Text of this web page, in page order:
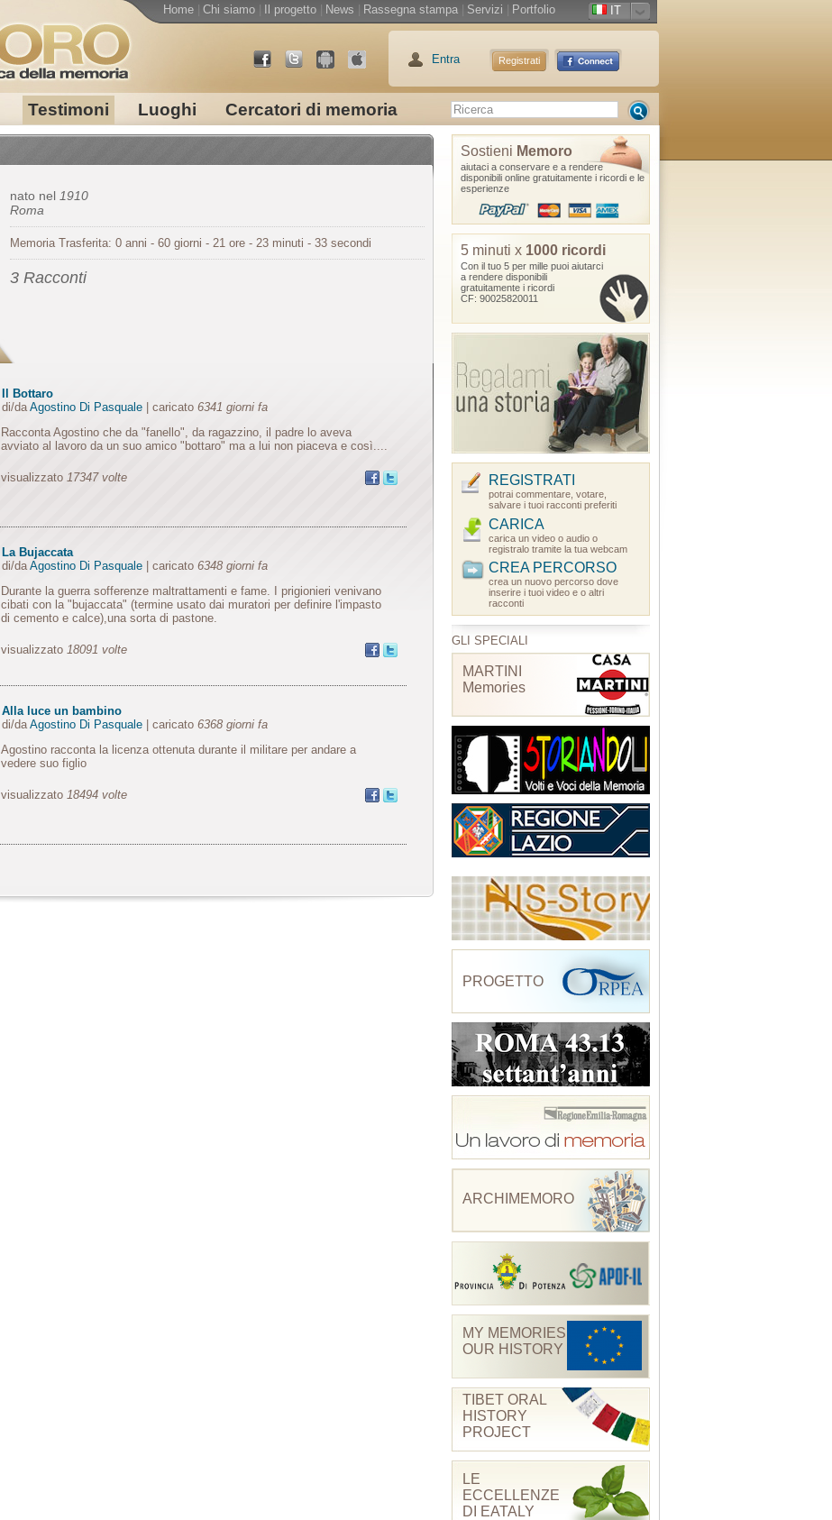
Testimoni Luoghi Cercatori di memoria
Home Chi siamo Il progetto News Rassegna stampa Servizi Portfolio IT
Entra Registrati
nato nel 1910
Roma
Memoria Trasferita: 0 anni - 60 giorni - 21 ore - 23 minuti - 33 secondi
3 Racconti
Il Bottaro
di/daAgostino Di Pasquale| caricato 6341 giorni fa
Racconta Agostino che da "fanello", da ragazzino, il padre lo aveva
avviato al lavoro da un suo amico "bottaro" ma a lui non piaceva e così....
visualizzato 17347 volte
La Bujaccata
di/daAgostino Di Pasquale| caricato 6348 giorni fa
Durante la guerra sofferenze maltrattamenti e fame. I prigionieri venivano
cibati con la "bujaccata" (termine usato dai muratori per definire l'impasto
di cemento e calce),una sorta di pastone.
visualizzato 18091 volte
Alla luce un bambino
di/daAgostino Di Pasquale| caricato 6368 giorni fa
Agostino racconta la licenza ottenuta durante il militare per andare a
vedere suo figlio
visualizzato 18494 volte
Sostieni Memoro
aiutaci a conservare e a rendere
disponibili online gratuitamente i ricordi e le
esperienze
5 minuti x 1000 ricordi
Con il tuo 5 per mille puoi aiutarci
a rendere disponibili
gratuitamente i ricordi
CF: 90025820011
REGISTRATI
potrai commentare, votare,
salvare i tuoi racconti preferiti
CARICA
carica un video o audio o
registralo tramite la tua webcam
CREA PERCORSO
crea un nuovo percorso dove
inserire i tuoi video e o altri
racconti
GLI SPECIALI
MARTINI
Memories
PROGETTO
ARCHIMEMORO
MY MEMORIES
OUR HISTORY
TIBET ORAL
HISTORY
PROJECT
LE
ECCELLENZE
DI EATALY